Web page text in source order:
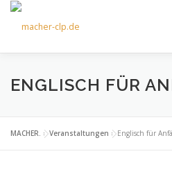
Zum
springen
ÜBER UNS
TERMINE ANGEBOTE
ENGLISCH FÜR
MACHER. »Veranstaltungen »Englisch für